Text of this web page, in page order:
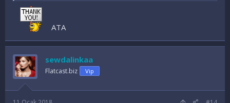
ATA
sewdalinkaa
Flatcast.biz Vip